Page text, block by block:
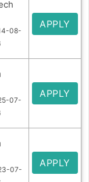
08-
APPLY
07-
APPLY
07-
APPLY